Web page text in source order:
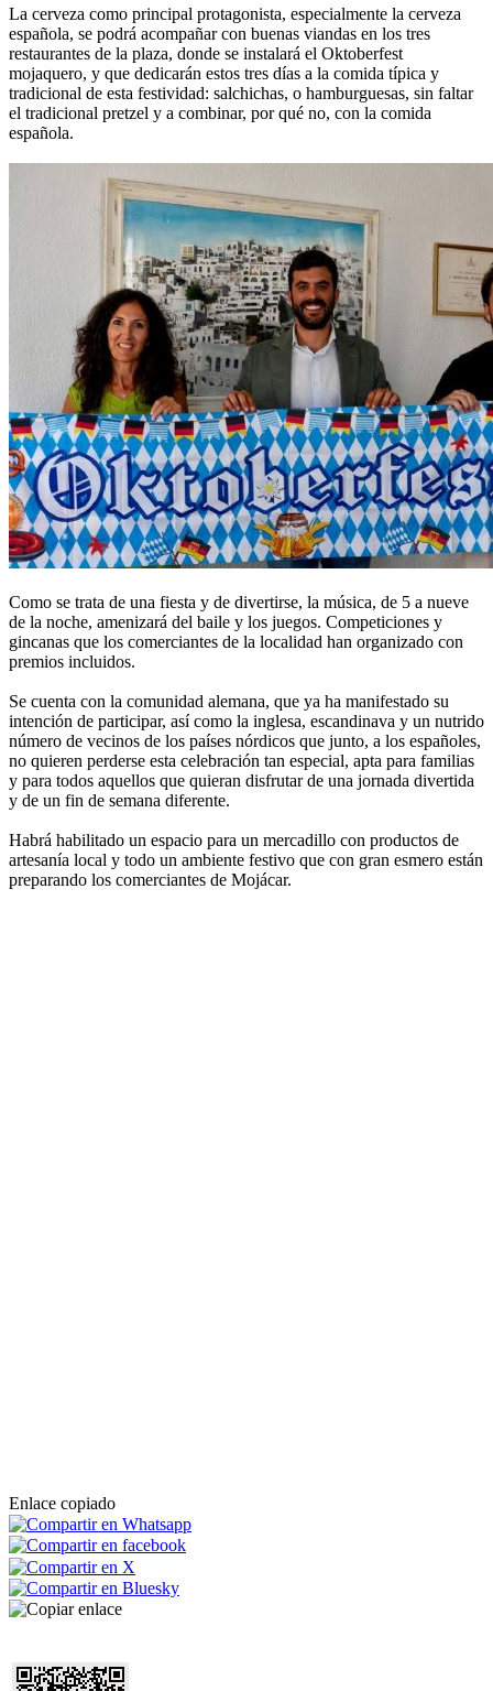
La cerveza como principal protagonista, especialmente la cerveza
española, se podrá acompañar con buenas viandas en los tres
restaurantes de la plaza, donde se instalará el Oktoberfest
mojaquero, y que dedicarán estos tres días a la comida típica y
tradicional de esta festividad: salchichas, o hamburguesas, sin faltar
el tradicional pretzel y a combinar, por qué no, con la comida
española.
Como se trata de una fiesta y de divertirse, la música, de 5 a nueve
de la noche, amenizará del baile y los juegos. Competiciones y
gincanas que los comerciantes de la localidad han organizado con
premios incluidos.
Se cuenta con la comunidad alemana, que ya ha manifestado su
intención de participar, así como la inglesa, escandinava y un nutrido
número de vecinos de los países nórdicos que junto, a los españoles,
no quieren perderse esta celebración tan especial, apta para familias
y para todos aquellos que quieran disfrutar de una jornada divertida
y de un fin de semana diferente.
Habrá habilitado un espacio para un mercadillo con productos de
artesanía local y todo un ambiente festivo que con gran esmero están
preparando los comerciantes de Mojácar.
Enlace copiado